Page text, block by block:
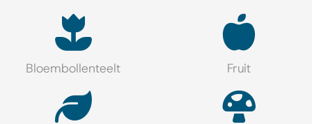
Bloembollenteelt Fruit